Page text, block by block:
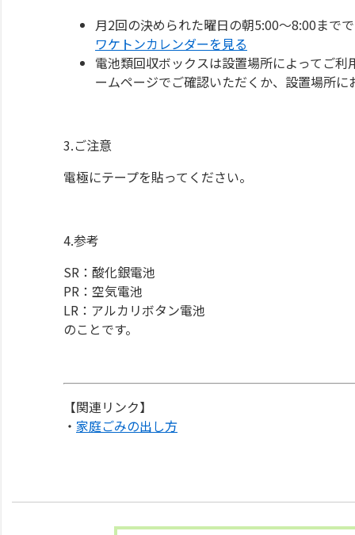
月2回の決められた曜日の朝5:00～8:00まで
ワケトンカレンダーを見る
電池類回収ボックスは設置場所によってご
ームページでご確認いただくか、設置場所
3.ご注意
電極にテープを貼ってください。
4.参考
SR：酸化銀電池
PR：空気電池
LR：アルカリボタン電池
のことです。
【関連リンク】
・ 家庭ごみの出し方